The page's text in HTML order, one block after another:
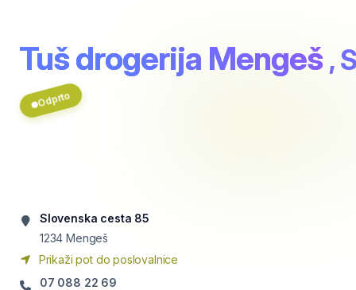
Tuš drogerija Mengeš ,
Odprto
Slovenska cesta 85
1234 Mengeš
Prikaži pot do poslovalnice
07 088 22 69